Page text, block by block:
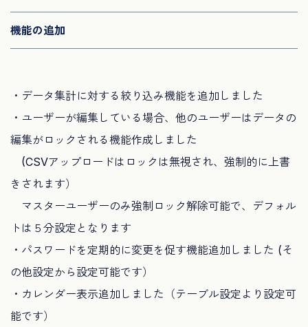
機能の追加
・データ集計に対する絞り込み機能を追加しました
・ユーザーが編集している場合、他のユーザーはデータの
編集がロックされる機能作成しました
(CSVアップロードはロックは無視され、強制的に上書
きされます）
マスターユーザーのみ強制ロック解除可能で、デフォル
トは５分設定となります
・パスワードを定期的に変更を促す機能追加しました (そ
の他設定から設定可能です）
・カレンダー表示追加しました（テーブル設定より設定可
能です）